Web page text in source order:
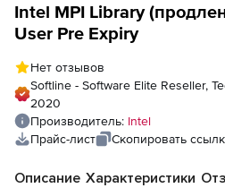
Intel MPI Library
User Pre Expiry
Нет отзывов
Softline - Software Elite Reseller,
2020
Производитель: Intel
Прайс-лист
Скопировать
Описание Характеристики